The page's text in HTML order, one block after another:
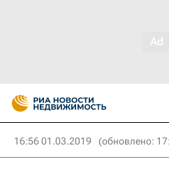
16:56 01.03.2019 (обновлено: